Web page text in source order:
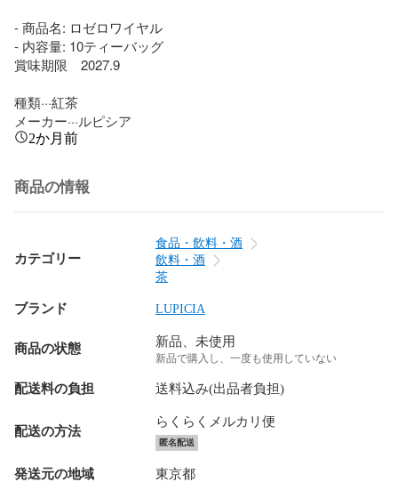
- 商品名: ロゼロワイヤル
- 内容量: 10ティーバッグ
賞味期限　2027.9
種類···紅茶
メーカー···ルピシア
2か月前
商品の情報
カテゴリー
食品・飲料・酒
飲料・酒
茶
ブランド LUPICIA
商品の状態 新品、未使用
新品で購入し、一度も使用していない
配送料の負担 送料込み(出品者負担)
配送の方法
らくらくメルカリ便
匿名配送
発送元の地域 東京都